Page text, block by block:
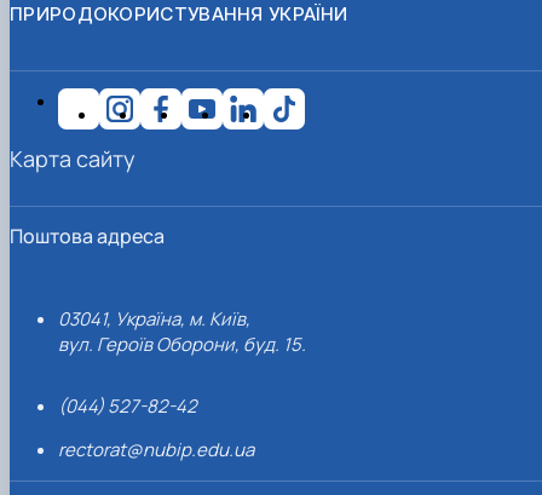
ПРИРОДОКОРИСТУВАННЯ УКРАЇНИ
Поштова адреса
03041, Україна, м. Київ,
вул. Героїв Оборони, буд. 15.
(044) 527-82-42
rectorat@nubip.edu.ua
Карта сайту